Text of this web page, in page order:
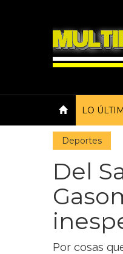
LO
Deportes
Del
Por cosas